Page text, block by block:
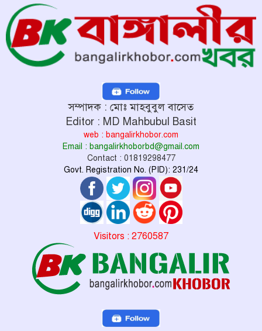
সম্পাদক : মোঃ মাহবুবুল বাসেত
Editor : MD Mahbubul Basit
web : bangalirkhobor.com
Email : bangalirkhoborbd@gmail.com
Contact : 01819298477
Govt. Registration No. (PID): 231/24
Visitors : 2760587